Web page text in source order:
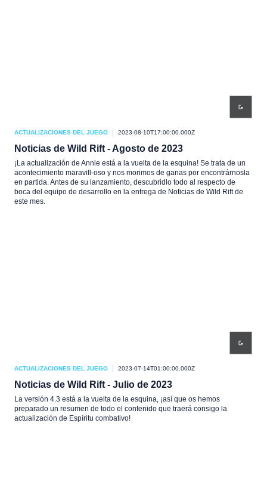
ACTUALIZACIONES DEL JUEGO 2023-08-10T17:00:00.000Z
Noticias de Wild Rift - Agosto de 2023
¡La actualización de Annie está a la vuelta de la esquina! Se trata de un
acontecimiento maravill-oso y nos morimos de ganas por encontrárnosla
en partida. Antes de su lanzamiento, descubridlo todo al respecto de
boca del equipo de desarrollo en la entrega de Noticias de Wild Rift de
este mes.
ACTUALIZACIONES DEL JUEGO 2023-07-14T01:00:00.000Z
Noticias de Wild Rift - Julio de 2023
La versión 4.3 está a la vuelta de la esquina, ¡así que os hemos
preparado un resumen de todo el contenido que traerá consigo la
actualización de Espíritu combativo!